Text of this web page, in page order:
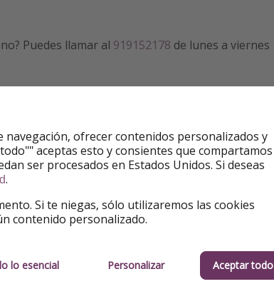
Puedes llamar al 919152178 de lunes a viernes
ofrecer contenidos personalizados y
aceptas esto y consientes que compartamos
ser procesados en Estados Unidos. Si deseas
.
Si te niegas, sólo utilizaremos las cookies
contenido personalizado.
lo esencial Personalizar Aceptar todo